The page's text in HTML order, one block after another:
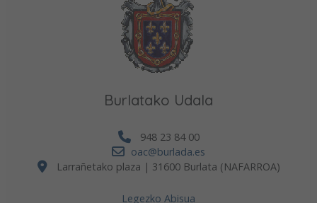
Burlatako Udala
948 23 84 00
oac@burlada.es
Larrañetako plaza | 31600 Burlata (NAFARROA)
Legezko Abisua